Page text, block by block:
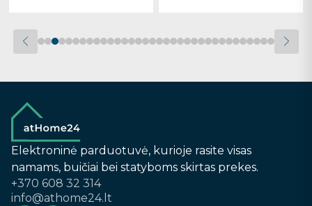
Elektroninė parduotuvė, kurioje rasite visas
namams, buičiai bei statyboms skirtas prekes.
+370 608 32 314
info@athome24.lt